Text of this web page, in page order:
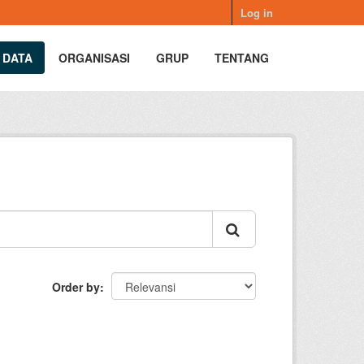
Log in
ORGANISASI GRUP TENTANG
Order by